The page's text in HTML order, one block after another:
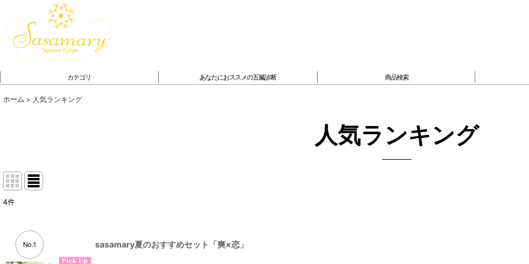
カテゴリ あなたにおススメの五臓診断 商品検索
ホーム > 人気ランキング
人気ランキング
4件
No.1 sasamary夏のおすすめセット「爽×恋」